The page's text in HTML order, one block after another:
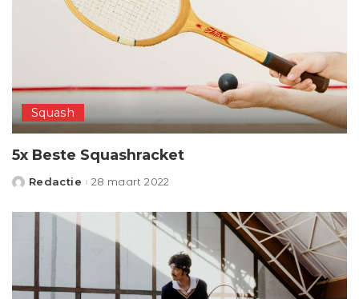
Squash
5x Beste Squashracket
Posted
Redactie 28 maart 2022